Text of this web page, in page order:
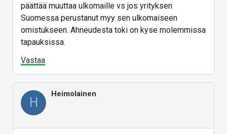
päättää muuttaa ulkomaille vs jos yrityksen
Suomessa perustanut myy sen ulkomaiseen
omistukseen. Ahneudesta toki on kyse molemmissa
tapauksissa.
Vastaa
H
Heimolainen